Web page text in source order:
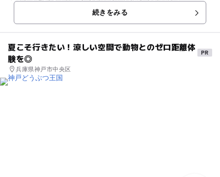
続きをみる
夏こそ行きたい！涼しい空間で動物とのゼロ距離体
験を◎
兵庫県神戸市中央区